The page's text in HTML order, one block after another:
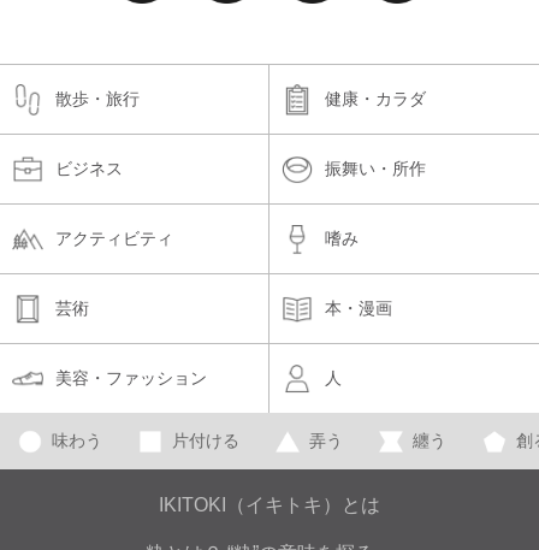
散歩・旅行 健康・カラダ
ビジネス 振舞い・所作
アクティビティ 嗜み
芸術 本・漫画
美容・ファッション 人
味わう 片付ける 弄う 纏う 創
IKITOKI（イキトキ）とは